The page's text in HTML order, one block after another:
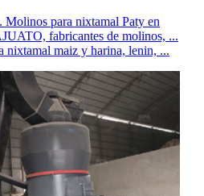
Molinos para nixtamal Paty en
fabricantes de molinos, ...
nixtamal maiz y harina, lenin, ...